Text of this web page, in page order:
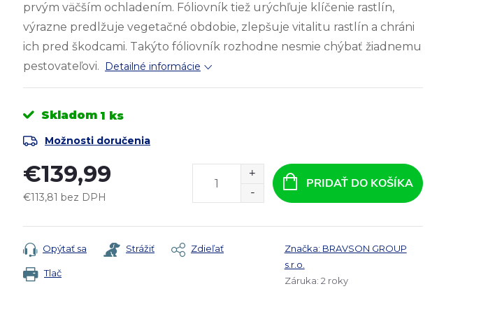
prvým väčším ochladením. Fóliovník tiež urýchľuje klíčenie rastlín,
výrazne predlžuje vegetačné obdobie, zlepšuje vitalitu rastlín a chráni
ich pred škodcami. Takýto fóliovník rozhodne nesmie chýbať žiadnemu
pestovateľovi. Detailné informácie
Skladom 1 ks
Možnosti doručenia
€139,99
€113,81 bez DPH
cena:
PRIDAŤ DO KOŠÍKA
Tlač
Opýtať sa Strážiť Zdieľať Značka: BRAVSON GROUP
s.r.o.
Záruka: 2 roky